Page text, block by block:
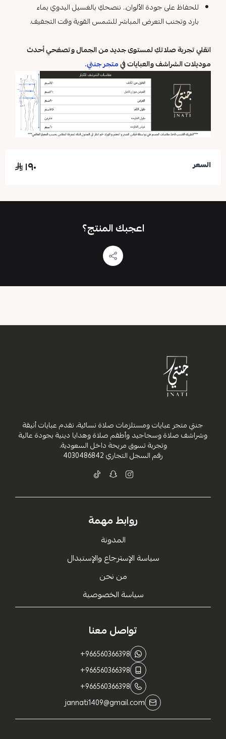
للحفاظ على جودة الألوان.. ننصحكِ بالغسيل اليدوي بماء
بارد وتجنب التعرض المباشر للشمس القوية وقت التجفيف.
انقلي تجربة صلاتكِ لمستوى جديد من الجمال وتصفحي أحدث
موديلات الشراشف والعبايات فيمتجر جنتي.
السعر ١٩٠
اعجبك المنتج؟
جنتي متجر عبايات ومستلزمات صلاة نسائية، نقدم عبايات أنيقة
وشراشف صلاة وسجاجيد وأطقم صلاة وهدايا دينية بجودة عالية
وتجربة تسوق مريحة داخل السعودية.
رقم السجل التجاري4030486842
روابط مهمة
المدونة
سياسة الإسترجاع والإستبدال
من نحن
سياسة الخصوصية
تواصل معنا
+966560366398
+966560366398
+966560366398
jannati1409@gmail.com